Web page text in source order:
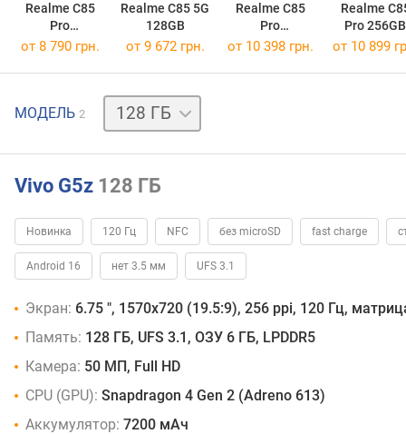
Realme C85
Pro
128GB/8GB
Realme C85 5G
128GB
Realme C85
Pro
128GB/6GB
Realme
Pro 256GB
от 8 790 грн. от 9 672 грн. от 10 398 грн. от 10 899
МОДЕЛЬ 2
256 ГБ
Vivo G5z 128 ГБ
Новинка 120 Гц NFC без microSD fast charge
Android 16 нет 3.5 мм UFS 3.1
Экран: 6.75 ", 1570х720 (19.5:9), 256 ppi, 120 Гц,
Память: 128 ГБ, UFS 3.1, ОЗУ 6 ГБ, LPDDR5
Камера: 50 МП, Full HD
CPU (GPU): Snapdragon 4 Gen 2 (Adreno 613)
Аккумулятор: 7200 мАч